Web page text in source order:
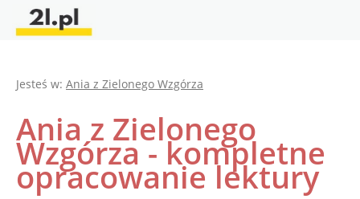
Jesteś w: Ania z Zielonego Wzgórza
Ania z Zielonego
Wzgórza - kompletne
opracowanie lektury